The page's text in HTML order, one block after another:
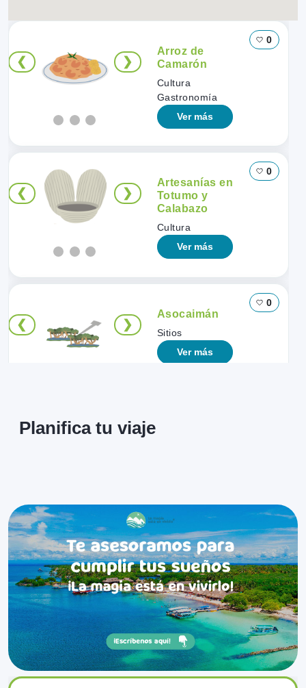
❮ ❯
Arroz de
Camarón
Cultura
Gastronomía
Ver más
0
❮ ❯
Artesanías en
Totumo y
Calabazo
Cultura
Ver más
0
❮ ❯
Asocaimán
Sitios
Ver más
0
❮ ❯
Caño Grau
Sitios
Ver más
0
Planifica tu viaje